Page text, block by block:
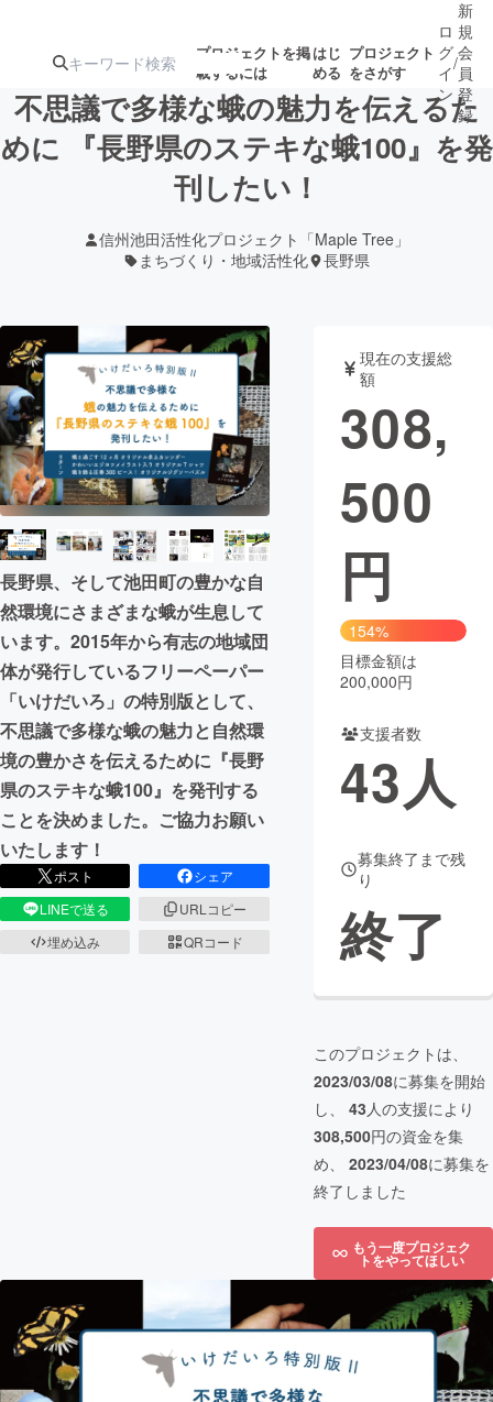
プロジェクトを掲
載するには
はじ
める
プロジェクト
をさがす
注目の新着プロ募集終了が近いプ
テクノロジー・ガジェット ゲーム・サ
映像・映画 書籍・雑誌
ビジネス・起業
まちづくり・地域活性化
CAMPFIRE for Social Good
CAMPFIRE Creation
CAMPFIREふるさと納税machi-ya コミュニティ
ロ
グ
イ
ン
/
新
規
会
員
登
録
不思議で多様な蛾の魅力を伝えるた
めに 『長野県のステキな蛾100』を発
刊したい！
信州池田活性化プロジェクト「Maple Tree」
まちづくり・地域活性化
長野県
長野県、そして池田町の豊かな自
然環境にさまざまな蛾が生息して
います。2015年から有志の地域団
体が発行しているフリーペーパー
「いけだいろ」の特別版として、
不思議で多様な蛾の魅力と自然環
境の豊かさを伝えるために『長野
県のステキな蛾100』を発刊する
ことを決めました。ご協力お願い
いたします！
ポスト
シェア
LINEで送る
URLコピー
埋め込み
QRコード
現在の支援総
額
308,
500
円
154%
目標金額は
200,000円
支援者数
43人
募集終了まで残
り
終了
このプロジェクトは、
2023/03/08に募集を開始
し、 43人の支援により
308,500円の資金を集
め、 2023/04/08に募集を
終了しました
もう一度プロジェク
トをやってほしい